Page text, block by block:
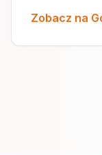
Zobacz na